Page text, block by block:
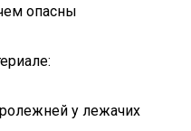
опасны
у лежачих